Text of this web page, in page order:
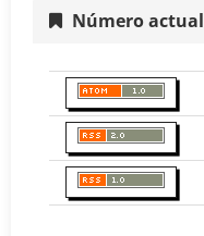
Número actual